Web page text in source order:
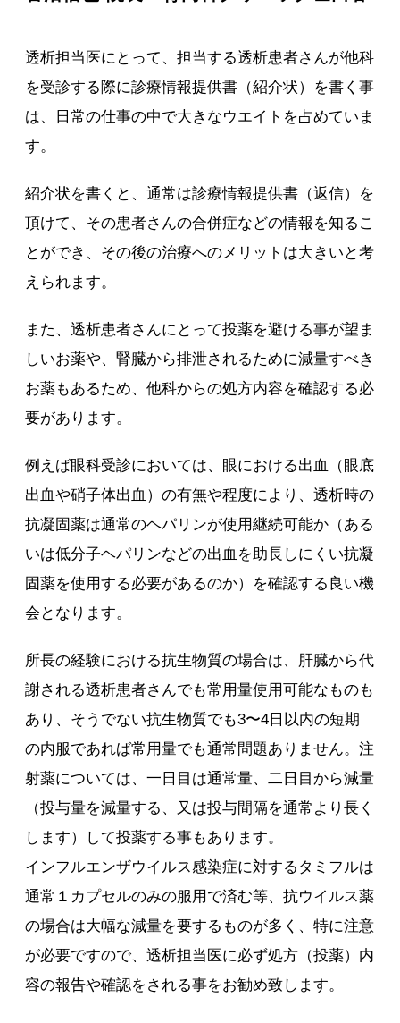
透析担当医にとって、担当する透析患者さんが他科
を受診する際に診療情報提供書（紹介状）を書く事
は、日常の仕事の中で大きなウエイトを占めていま
す。
紹介状を書くと、通常は診療情報提供書（返信）を
頂けて、その患者さんの合併症などの情報を知るこ
とができ、その後の治療へのメリットは大きいと考
えられます。
また、透析患者さんにとって投薬を避ける事が望ま
しいお薬や、腎臓から排泄されるために減量すべき
お薬もあるため、他科からの処方内容を確認する必
要があります。
例えば眼科受診においては、眼における出血（眼底
出血や硝子体出血）の有無や程度により、透析時の
抗凝固薬は通常のヘパリンが使用継続可能か（ある
いは低分子ヘパリンなどの出血を助長しにくい抗凝
固薬を使用する必要があるのか）を確認する良い機
会となります。
所長の経験における抗生物質の場合は、肝臓から代
謝される透析患者さんでも常用量使用可能なものも
あり、そうでない抗生物質でも3〜4日以内の短期
の内服であれば常用量でも通常問題ありません。注
射薬については、一日目は通常量、二日目から減量
（投与量を減量する、又は投与間隔を通常より長く
します）して投薬する事もあります。
インフルエンザウイルス感染症に対するタミフルは
通常１カプセルのみの服用で済む等、抗ウイルス薬
の場合は大幅な減量を要するものが多く、特に注意
が必要ですので、透析担当医に必ず処方（投薬）内
容の報告や確認をされる事をお勧め致します。